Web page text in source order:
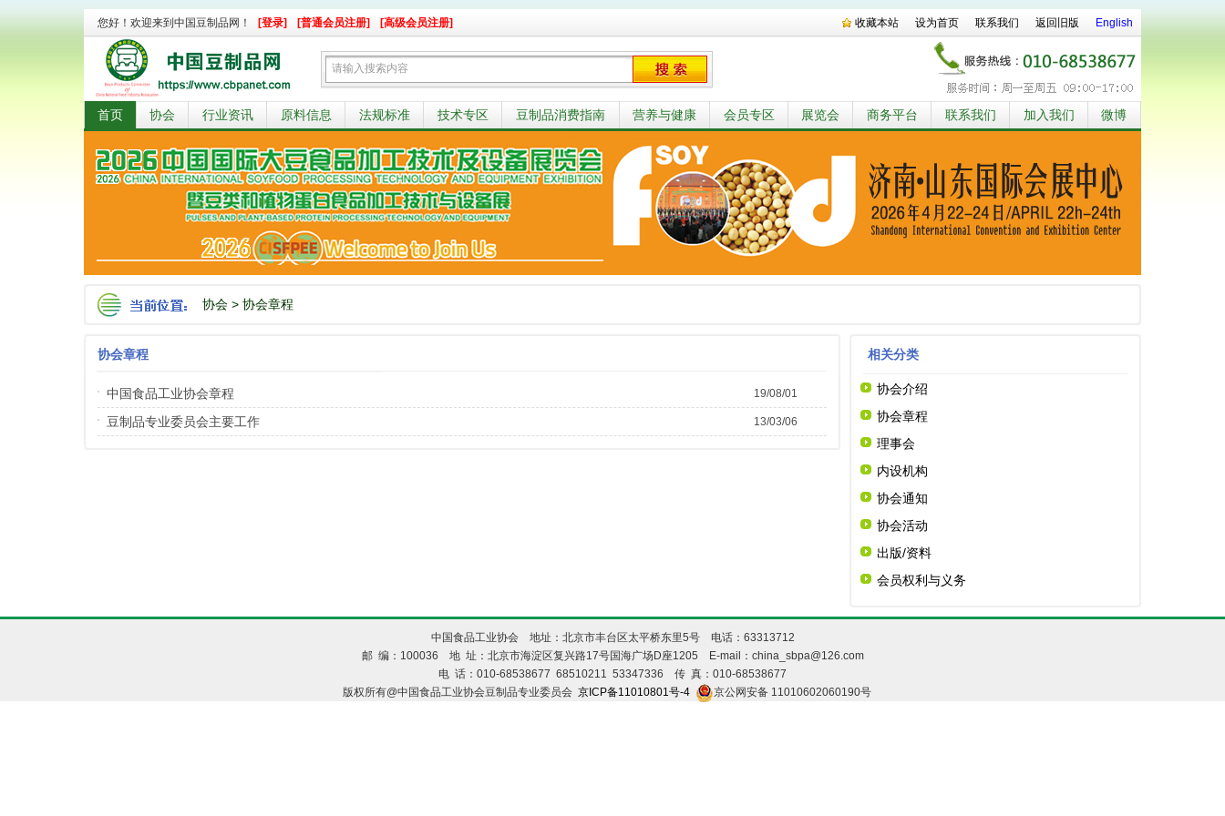
您好！欢迎来到中国豆制品网！ [登录] [普通会员注册] [高级会员注册] 收藏本站 设为首页 联系我们 返回旧版 English
首页 协会 行业资讯 原料信息 法规标准 技术专区 豆制品消费指南 营养与健康 会员专区 展览会 商务平台 联系我们 加入我们 微博
协会 > 协会章程
协会章程
中国食品工业协会章程 19/08/01
豆制品专业委员会主要工作 13/03/06
相关分类
协会介绍
协会章程
理事会
内设机构
协会通知
协会活动
出版/资料
会员权利与义务
中国食品工业协会 地址：北京市丰台区太平桥东里5号 电话：63313712
邮 编：100036 地 址：北京市海淀区复兴路17号国海广场D座1205 E-mail：china_sbpa@126.com
电 话：010-68538677 68510211 53347336 传 真：010-68538677
版权所有@中国食品工业协会豆制品专业委员会 京ICP备11010801号-4 京公网安备 11010602060190号